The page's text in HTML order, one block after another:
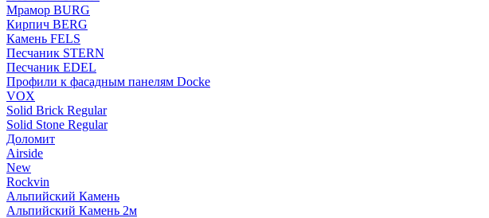
Мрамор BURG
Кирпич BERG
Камень FELS
Пес­ча­ник STERN
Пес­ча­ник EDEL
Профили к фасадным панелям Docke
VOX
Solid Brick Regular
Solid Stone Regular
Доломит
Airside
New
Rockvin
Альпийский Камень
Альпийский Камень 2м